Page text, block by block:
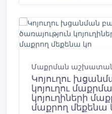
Մաքրման
Կոյուղու
կոյուղու
կոյուղիների
մաքրող մեքենա